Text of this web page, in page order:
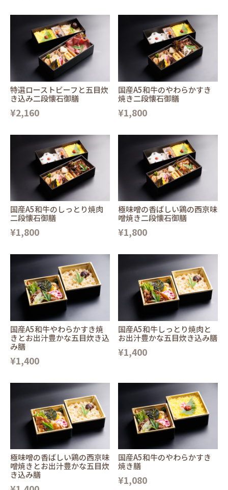
特選ローストビーフと五目炊
き込み二段懐石御膳
¥2,160
国産A5和牛のやわらかすき
焼き二段懐石御膳
¥1,800
国産A5和牛のしっとり焼肉
二段懐石御膳
¥1,800
極味噌の香ばしい鶏の西京味
噌焼き二段懐石御膳
¥1,800
国産A5和牛やわらかすき焼
きとお出汁豊かな五目炊き込
み膳
¥1,400
国産A5和牛しっとり焼肉と
お出汁豊かな五目炊き込み膳
¥1,400
極味噌の香ばしい鶏の西京味
噌焼きとお出汁豊かな五目炊
き込み膳
国産A5和牛のやわらかすき
焼き膳
¥1,080